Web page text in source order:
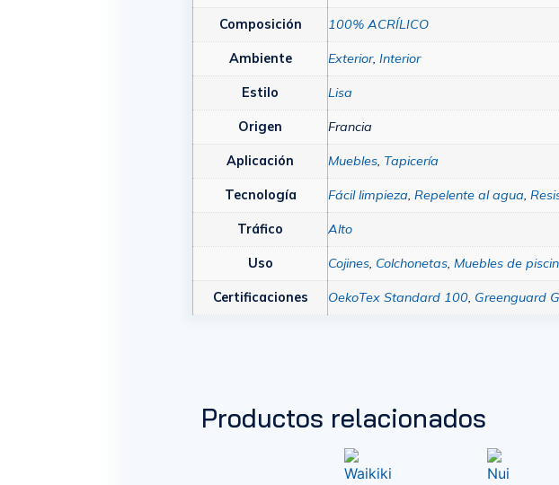
Composición 100% ACRÍLICO
Ambiente Exterior,Interior
Estilo Lisa
Origen Francia
Aplicación Muebles, Tapicería
Tecnología Fácil limpieza,Repelente al agua,
Tráfico Alto
Uso Cojines, Colchonetas,Muebles de
Certificaciones OekoTex Standard 100, Greenguard
Productos relacionados